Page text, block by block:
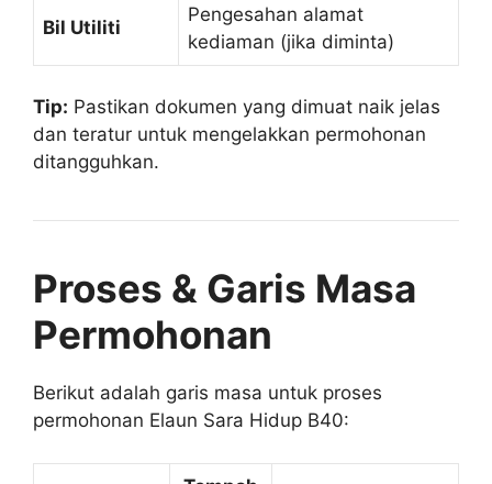
Bil Utiliti
Pengesahan alamat
kediaman (jika diminta)
Tip: Pastikan dokumen yang dimuat naik jelas
dan teratur untuk mengelakkan permohonan
ditangguhkan.
Proses & Garis Masa
Permohonan
Berikut adalah garis masa untuk proses
permohonan Elaun Sara Hidup B40: